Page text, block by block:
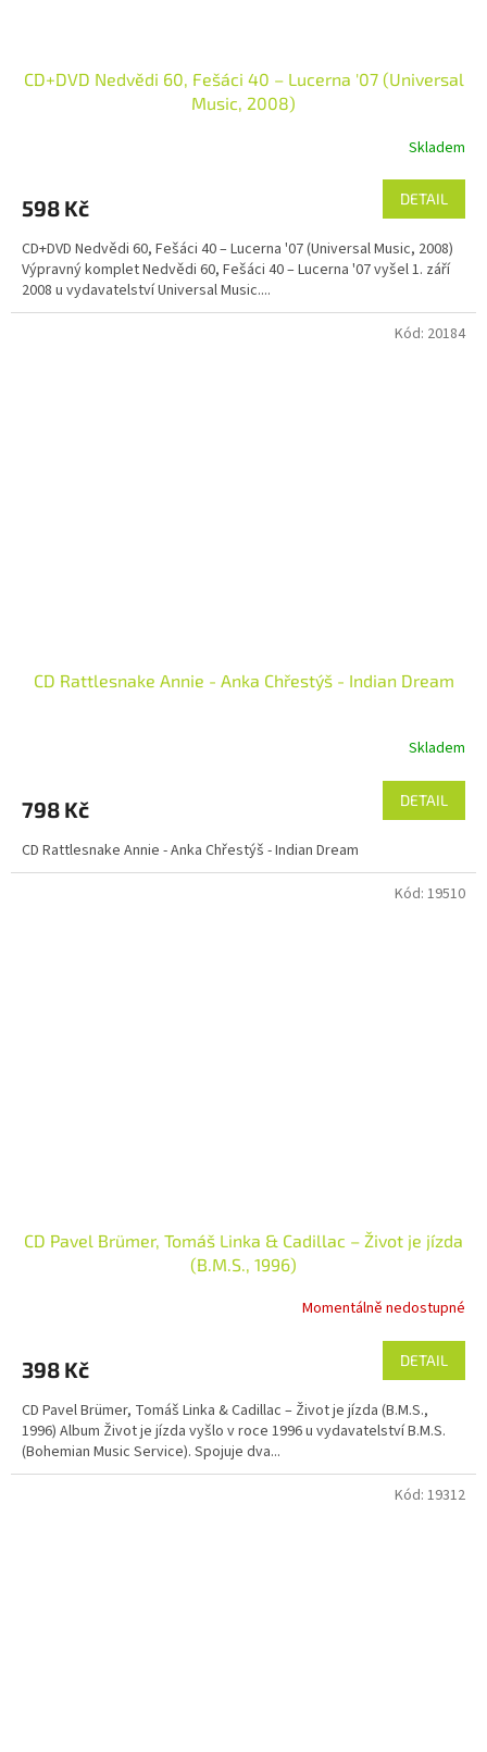
CD+DVD Nedvědi 60, Fešáci 40 – Lucerna '07 (Universal
Music, 2008)
Skladem
598 Kč DETAIL
CD+DVD Nedvědi 60, Fešáci 40 – Lucerna '07 (Universal Music, 2008)
Výpravný komplet Nedvědi 60, Fešáci 40 – Lucerna '07 vyšel 1. září
2008 u vydavatelství Universal Music....
CD Rattlesnake Annie - Anka Chřestýš - Indian Dream
Skladem
798 Kč DETAIL
CD Rattlesnake Annie - Anka Chřestýš - Indian Dream
Kód: 20184
CD Pavel Brümer, Tomáš Linka & Cadillac – Život je jízda
(B.M.S., 1996)
Momentálně nedostupné
398 Kč DETAIL
CD Pavel Brümer, Tomáš Linka & Cadillac – Život je jízda (B.M.S.,
1996) Album Život je jízda vyšlo v roce 1996 u vydavatelství B.M.S.
(Bohemian Music Service). Spojuje dva...
Kód: 19510
Kód: 19312